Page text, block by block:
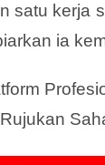
satu kerja
ia